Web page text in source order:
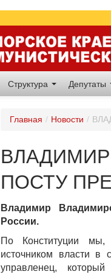
Структура Депутаты
Главная / Новости /
ПОСТУ
Владимир
России.
По Конституции мы,
источником власти
управленец,